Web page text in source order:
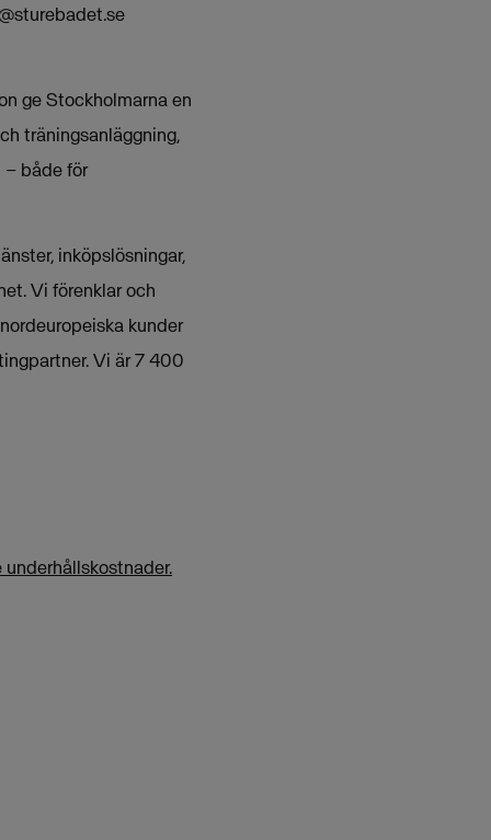
ge Stockholmarna en
träningsanläggning,
både för
inköpslösningar,
Vi förenklar och
kunder
Vi är 7 400